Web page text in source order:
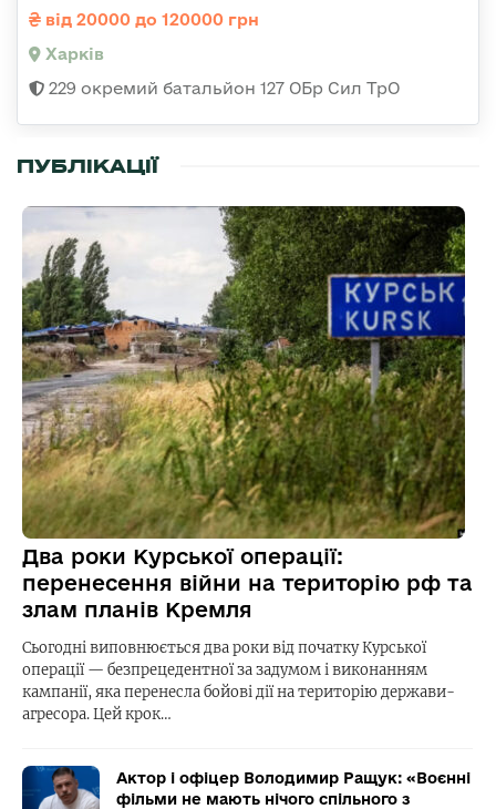
від 20000 до 120000 грн
Харків
229 окремий батальйон 127 ОБр Сил ТрО
ПУБЛІКАЦІЇ
Два роки Курської операції:
перенесення війни на територію рф та
злам планів Кремля
Сьогодні виповнюється два роки від початку Курської
операції — безпрецедентної за задумом і виконанням
кампанії, яка перенесла бойові дії на територію держави-
агресора. Цей крок…
Актор і офіцер Володимир Ращук: «Воєнні
фільми не мають нічого спільного з